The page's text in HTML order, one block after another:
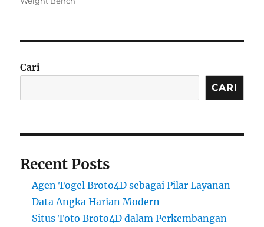
Cari
CARI
Recent Posts
Agen Togel Broto4D sebagai Pilar Layanan
Data Angka Harian Modern
Situs Toto Broto4D dalam Perkembangan